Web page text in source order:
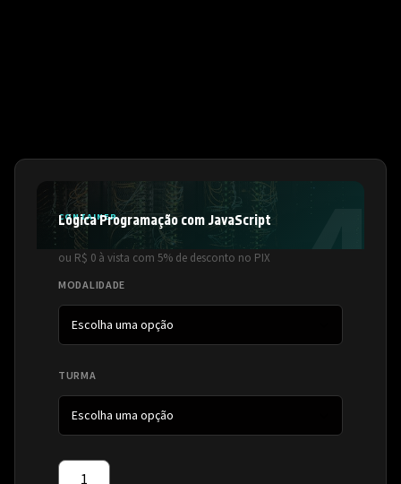
CONTAINER
Lógica Programação com JavaScript
ou R$ 0 à vista com 5% de desconto no PIX
MODALIDADE
TURMA